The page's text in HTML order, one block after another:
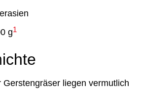
g1
Gerstengräser liegen vermutlich